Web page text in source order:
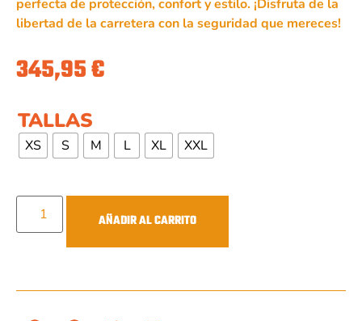
perfecta de protección, confort y estilo. ¡Disfruta de la
libertad de la carretera con la seguridad que mereces!
345,95€
TALLAS
XS S M L XL XXL
AÑADIR AL CARRITO